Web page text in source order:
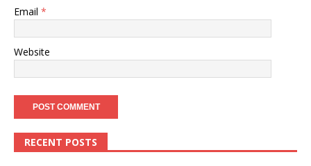
Email *
Website
RECENT POSTS